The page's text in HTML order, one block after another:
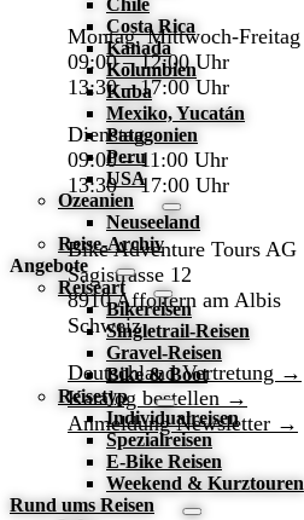
Costa Rica
Kanada
Kolumbien
Kuba
Mexiko, Yucatán
Patagonien
Peru
USA
Ozeanien
Neuseeland
Reise-Archiv
Angebote
Reiseart
Bikereisen
Singletrail-Reisen
Gravel-Reisen
Bike & Boot
Reisetyp
Individualreisen
Spezialreisen
E-Bike Reisen
Weekend & Kurztouren
Rund ums Reisen
Montag, Mittwoch-Freitag
09:00 – 12:00 Uhr
13:30 – 17:00 Uhr
Dienstag
09:00 – 11:00 Uhr
13:30 – 17:00 Uhr
Bike Adventure Tours AG
Sagistrasse 12
8910 Affoltern am Albis
Schweiz
Deutschland Vertretung →
Katalog bestellen →
Anmeldung Newsletter →